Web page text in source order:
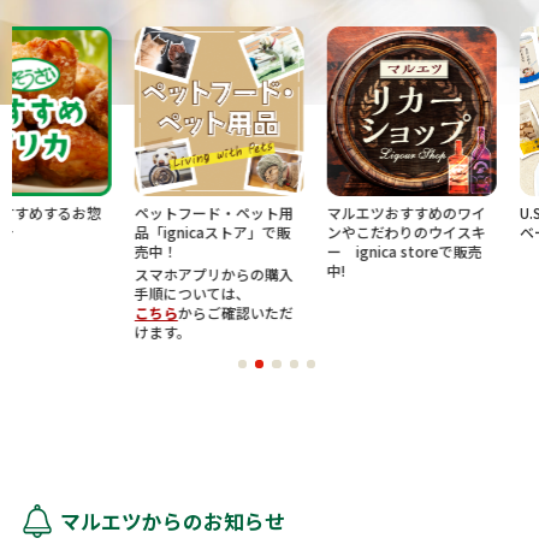
惣
ペットフード・ペット用
品「ignicaストア」で販
スマホアプリからの購入
手順については、
からご確認いただ
マルエツおすすめのワイ
ンやこだわりのウイスキ
ー ignica storeで販売
中!
ベートブラン
マルエツからのお知らせ